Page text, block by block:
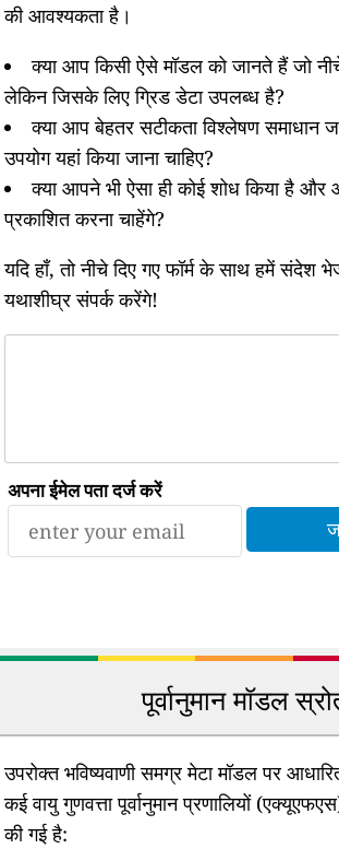
की आवश्यकता है।
क्या आप किसी ऐसे मॉडल को जानते हैं जो
लेकिन जिसके लिए ग्रिड डेटा उपलब्ध है?
क्या आप बेहतर सटीकता विश्लेषण समाधान
उपयोग यहां किया जाना चाहिए?
क्या आपने भी ऐसा ही कोई शोध किया है
प्रकाशित करना चाहेंगे?
यदि हाँ, तो नीचे दिए गए फॉर्म के साथ हमें
यथाशीघ्र संपर्क करेंगे!
अपना ईमेल पता दर्ज करें
पूर्वानुमान मॉडल
उपरोक्त भविष्यवाणी समग्र मेटा मॉडल पर
कई वायु गुणवत्ता पूर्वानुमान प्रणालियों
की गई है: